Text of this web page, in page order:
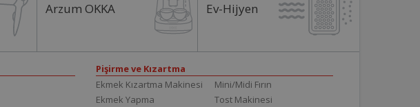
Arzum OKKA Ev-Hijyen
Pişirme ve Kızartma
Ekmek Kızartma Makinesi
Ekmek Yapma
Mini/Midi Fırın
Tost Makinesi